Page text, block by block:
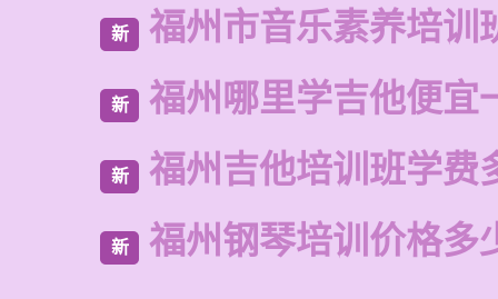
新 福州市音乐素养培训
新 福州哪里学吉他便宜
新 福州吉他培训班学费
新 福州钢琴培训价格多